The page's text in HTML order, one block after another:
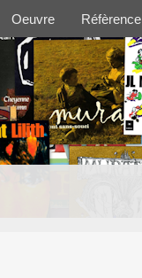
Oeuvre Réfèrence